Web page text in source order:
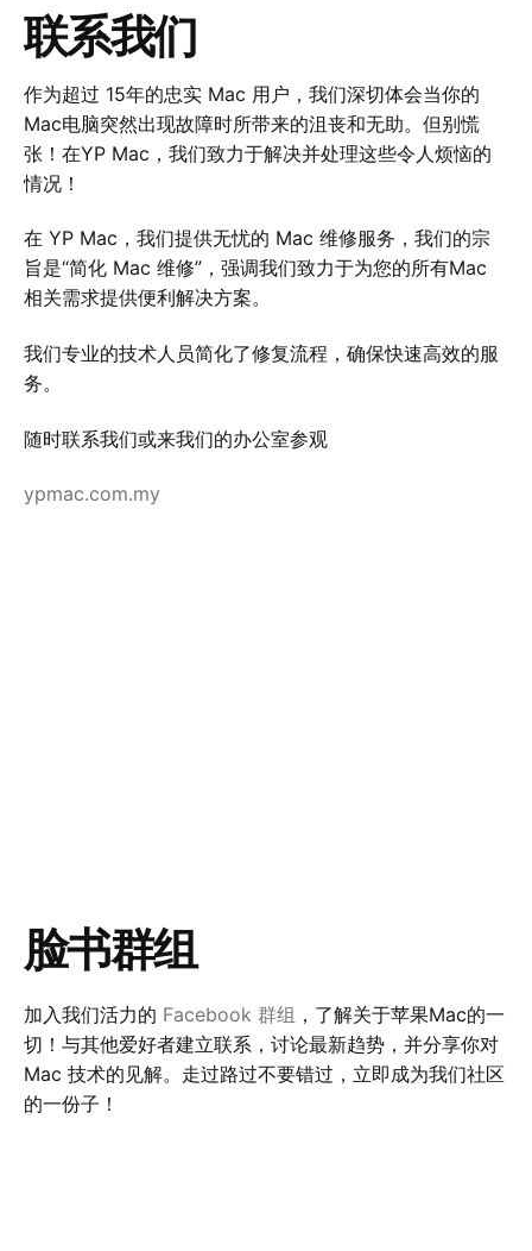
联系我们
作为超过 15年的忠实 Mac 用户，我们深切体会当你的
Mac电脑突然出现故障时所带来的沮丧和无助。但别慌
张！在YP Mac，我们致力于解决并处理这些令人烦恼的
情况！
在 YP Mac，我们提供无忧的 Mac 维修服务，我们的宗
旨是“简化 Mac 维修”，强调我们致力于为您的所有Mac
相关需求提供便利解决方案。
我们专业的技术人员简化了修复流程，确保快速高效的服
务。
随时联系我们或来我们的办公室参观
ypmac.com.my
脸书群组
加入我们活力的 Facebook 群组 ，了解关于苹果Mac的一
切！与其他爱好者建立联系，讨论最新趋势，并分享你对
Mac 技术的见解。走过路过不要错过，立即成为我们社区
的一份子！